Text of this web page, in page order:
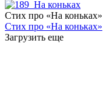
Стих про «На коньках»
Стих про «На коньках»
Загрузить еще